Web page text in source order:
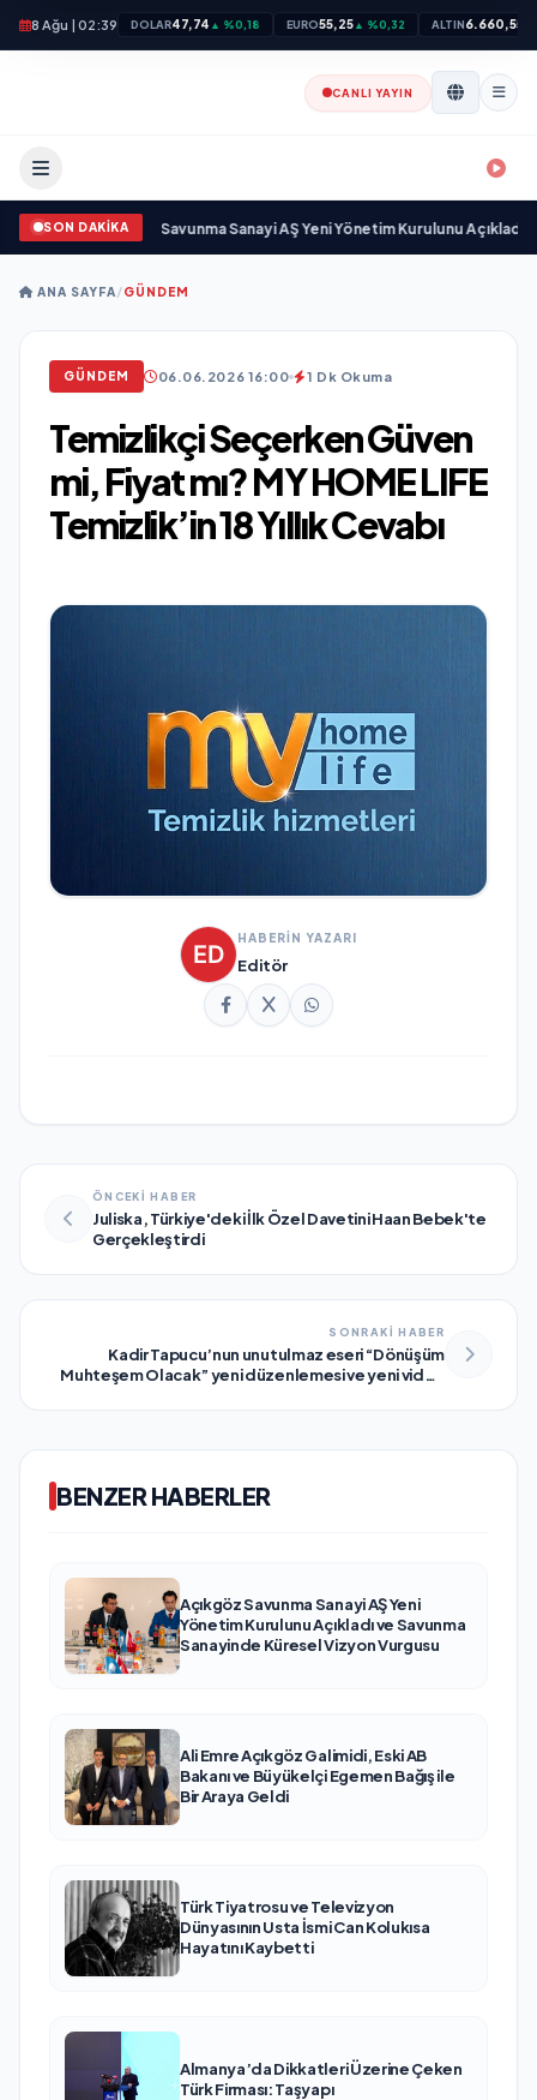
8 Ağu | 02:39 DOLAR47,74 ▲ %0,18 EURO55,25▲ %0,32 ALTIN6.660,55
CANLI YAYIN
SON DAKİKA
•Açıkgöz Savunma Sanayi AŞ Yeni Yönetim Kurulunu Açıkladı ve
ANA SAYFA/GÜNDEM
GÜNDEM 06.06.2026 16:00 1 Dk Okuma
Temizlikçi Seçerken Güven
mi, Fiyat mı? MY HOME LIFE
Temizlik’in 18 Yıllık Cevabı
HABERİN YAZARI
Editör
ÖNCEKİ HABER
Juliska, Türkiye'deki İlk Özel Davetini Haan Bebek'te
Gerçekleştirdi
SONRAKİ HABER
Kadir Tapucu’nun unutulmaz eseri “Dönüşüm
Muhteşem Olacak” yeni düzenlemesi ve yeni video
BENZER HABERLER
Açıkgöz Savunma Sanayi AŞ Yeni
Yönetim Kurulunu Açıkladı ve Savunma
Sanayinde Küresel Vizyon Vurgusu
Ali Emre Açıkgöz Galimidi, Eski AB
Bakanı ve Büyükelçi Egemen Bağış ile
Bir Araya Geldi
Türk Tiyatrosu ve Televizyon
Dünyasının Usta İsmi Can Kolukısa
Hayatını Kaybetti
Almanya’da Dikkatleri Üzerine Çeken
Türk Firması: Taşyapı